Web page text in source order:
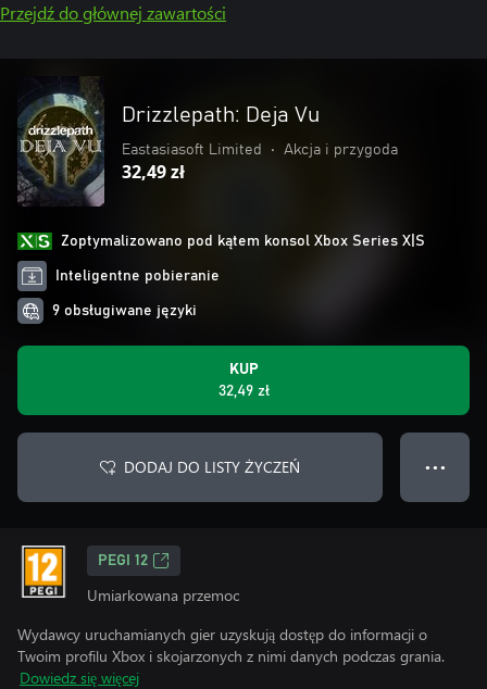
Przejdź do głównej zawartości
Drizzlepath: Deja Vu
Eastasiasoft Limited • Akcja i przygoda
32,49 zł
Zoptymalizowano pod kątem konsol Xbox Series X|S
Inteligentne pobieranie
9 obsługiwane języki
KUP
32,49 zł
DODAJ DO LISTY ŻYCZEŃ ● ● ●
PEGI 12
Umiarkowana przemoc
Wydawcy uruchamianych gier uzyskują dostęp do informacji o
Twoim profilu Xbox i skojarzonych z nimi danych podczas grania.
Dowiedz się więcej